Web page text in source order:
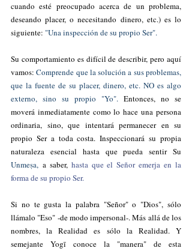
cuando esté preocupado acerca de un problema,
deseando placer, o necesitando dinero, etc.) es lo
siguiente: "Una inspección de su propio Ser".
Su comportamiento es difícil de describir, pero aquí
vamos: Comprende que la solución a sus problemas,
que la fuente de su placer, dinero, etc. NO es algo
externo, sino su propio "Yo". Entonces, no se
moverá inmediatamente como lo hace una persona
ordinaria, sino, que intentará permanecer en su
propio Ser a toda costa. Inspeccionará su propia
Unmeṣa, a saber, hasta que el Señor emerja en la
forma de su propio Ser.
Si no te gusta la palabra "Señor" o "Dios", sólo
llámalo "Eso" -de modo impersonal-. Más allá de los
nombres, la Realidad es sólo la Realidad. Y
semejante Yogī conoce la "manera" de esta